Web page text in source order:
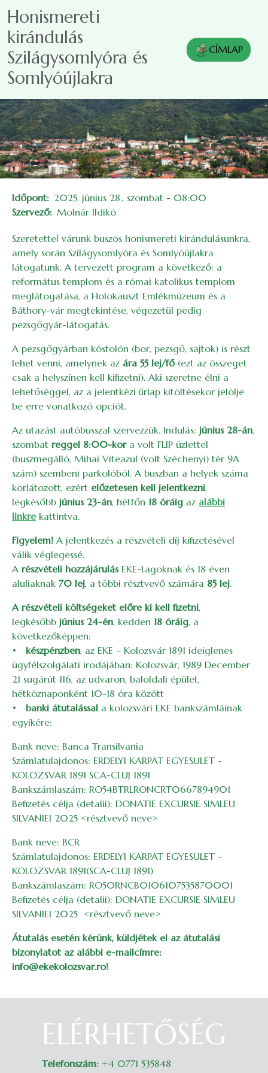
Honismereti
kirándulás
Szilágysomlyóra és
Somlyóújlakra
CÍMLAP
Időpont
2025. június 28., szombat - 08:00
Szervező Molnár Ildikó
Szeretettel várunk buszos honismereti kirándulásunkra,
amely során Szilágysomlyóra és Somlyóújlakra
látogatunk. A tervezett program a következő: a
református templom és a római katolikus templom
meglátogatása, a Holokauszt Emlékmúzeum és a
Báthory-vár megtekintése, végezetül pedig
pezsgőgyár-látogatás.
A pezsgőgyárban kóstolón (bor, pezsgő, sajtok) is részt
lehet venni, amelynek az ára 55 lej/fő(ezt az összeget
csak a helyszínen kell kifizetni). Aki szeretne élni a
lehetőséggel, az a jelentkézi űrlap kitöltésekor jelölje
be erre vonatkozó opciót.
Az utazást autóbusszal szervezzük. Indulás: június 28-án,
szombat reggel 8:00-kora volt FLIP üzlettel
(buszmegálló, Mihai Viteazul (volt Széchenyi) tér 9A
szám) szembeni parkolóból. A buszban a helyek száma
korlátozott, ezért előzetesen kell jelentkezni,
legkésőbb június 23-án, hétfőn 18 óráig az alábbi
linkre kattintva.
Figyelem! A jelentkezés a részvételi díj kifizetésével
válik véglegessé.
A részvételi hozzájárulás EKE-tagoknak és 18 éven
aluliaknak 70 lej, a többi résztvevő számára 85 lej.
A részvételi költségeket előre ki kell fizetni,
legkésőbb június 24-én, kedden 18 óráig, a
következőképpen:
• készpénzben, az EKE – Kolozsvár 1891 ideiglenes
ügyfélszolgálati irodájában: Kolozsvár, 1989 December
21 sugárút 116, az udvaron, baloldali épület,
hétköznaponként 10-18 óra között
• banki átutalással a kolozsvári EKE bankszámláinak
egyikére:
Bank neve: Banca Transilvania
Számlatulajdonos: ERDELYI KARPAT EGYESULET -
KOLOZSVAR 1891 SCA-CLUJ 1891
Bankszámlaszám: RO54BTRLRONCRT0667894901
Befizetés célja (detalii): DONATIE EXCURSIE SIMLEU
SILVANIEI 2025 <résztvevő neve>
Bank neve: BCR
Számlatulajdonos: ERDELYI KARPAT EGYESULET -
KOLOZSVAR 1891(SCA-CLUJ 1891)
Bankszámlaszám: RO50RNCB0106107535870001
Befizetés célja (detalii): DONATIE EXCURSIE SIMLEU
SILVANIEI 2025 <résztvevő neve>
Átutalás esetén kérünk, küldjétek el az átutalási
bizonylatot az alábbi e-mailcímre:
info@ekekolozsvar.ro!
ELÉRHETŐSÉG
Telefonszám: +4 0771 535848